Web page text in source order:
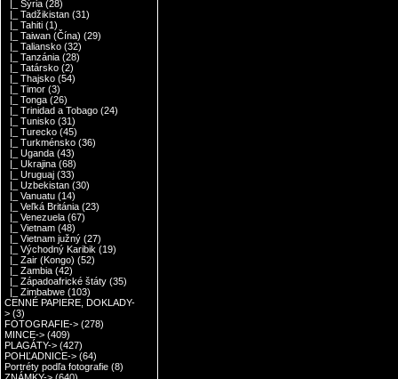
|_ Sýria (28)
|_ Tadžikistan (31)
|_ Tahiti (1)
|_ Taiwan (Čína) (29)
|_ Taliansko (32)
|_ Tanzánia (28)
|_ Tatársko (2)
|_ Thajsko (54)
|_ Timor (3)
|_ Tonga (26)
|_ Trinidad a Tobago (24)
|_ Tunisko (31)
|_ Turecko (45)
|_ Turkménsko (36)
|_ Uganda (43)
|_ Ukrajina (68)
|_ Uruguaj (33)
|_ Uzbekistan (30)
|_ Vanuatu (14)
|_ Veľká Británia (23)
|_ Venezuela (67)
|_ Vietnam (48)
|_ Vietnam južný (27)
|_ Východný Karibik (19)
|_ Zair (Kongo) (52)
|_ Zambia (42)
|_ Západoafrické štáty (35)
|_ Zimbabwe (103)
CENNÉ PAPIERE, DOKLADY-
> (3)
FOTOGRAFIE-> (278)
MINCE-> (409)
PLAGÁTY-> (427)
POHĽADNICE-> (64)
Portréty podľa fotografie (8)